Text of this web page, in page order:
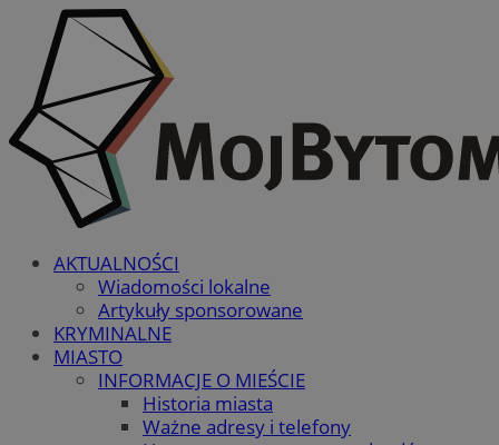
AKTUALNOŚCI
Wiadomości lokalne
Artykuły sponsorowane
KRYMINALNE
MIASTO
INFORMACJE O MIEŚCIE
Historia miasta
Ważne adresy i telefony